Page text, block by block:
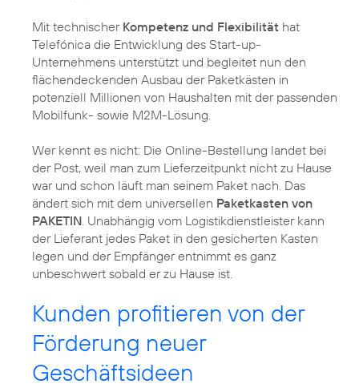
Mit technischer Kompetenz und Flexibilität hat
Telefónica die Entwicklung des Start-up-
Unternehmens unterstützt und begleitet nun den
flächendeckenden Ausbau der Paketkästen in
potenziell Millionen von Haushalten mit der passenden
Mobilfunk- sowie M2M-Lösung.
Wer kennt es nicht: Die Online-Bestellung landet bei
der Post, weil man zum Lieferzeitpunkt nicht zu Hause
war und schon läuft man seinem Paket nach. Das
ändert sich mit dem universellen Paketkasten von
PAKETIN . Unabhängig vom Logistikdienstleister kann
der Lieferant jedes Paket in den gesicherten Kasten
legen und der Empfänger entnimmt es ganz
unbeschwert sobald er zu Hause ist.
Kunden profitieren von der
Förderung neuer
Geschäftsideen